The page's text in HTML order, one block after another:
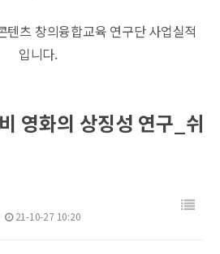
츠 창의융합교육 연구단 사업실적
입니다.
영화의 상징성 연구_쉬
21-10-27 10:20